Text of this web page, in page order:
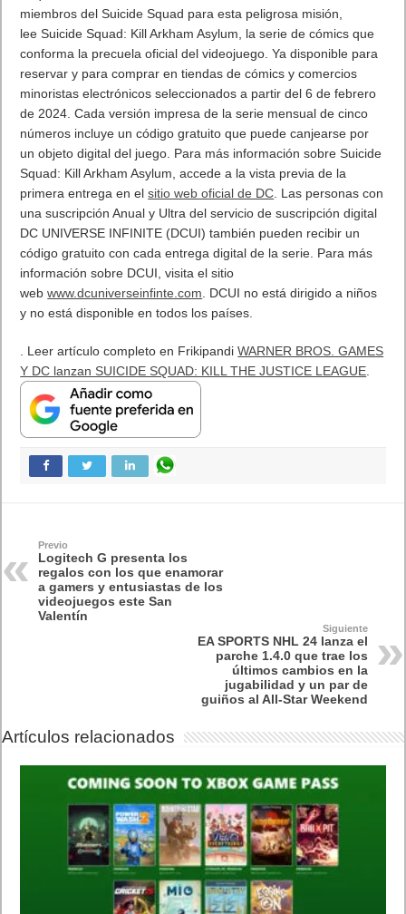
miembros del Suicide Squad para esta peligrosa misión,
lee Suicide Squad: Kill Arkham Asylum, la serie de cómics que
conforma la precuela oficial del videojuego. Ya disponible para
reservar y para comprar en tiendas de cómics y comercios
minoristas electrónicos seleccionados a partir del 6 de febrero
de 2024. Cada versión impresa de la serie mensual de cinco
números incluye un código gratuito que puede canjearse por
un objeto digital del juego. Para más información sobre Suicide
Squad: Kill Arkham Asylum, accede a la vista previa de la
primera entrega en elsitio web oficial de DC . Las personas con
una suscripción Anual y Ultra del servicio de suscripción digital
DC UNIVERSE INFINITE (DCUI) también pueden recibir un
código gratuito con cada entrega digital de la serie. Para más
información sobre DCUI, visita el sitio
webwww.dcuniverseinfinte.com . DCUI no está dirigido a niños
y no está disponible en todos los países.
. Leer artículo completo en FrikipandiWARNER BROS. GAMES
Y DC lanzan SUICIDE SQUAD: KILL THE JUSTICE LEAGUE
Previo
Logitech G presenta los
regalos con los que enamorar
a gamers y entusiastas de los
videojuegos este San
Valentín
Siguiente
EA SPORTS NHL 24 lanza el
parche 1.4.0 que trae los
últimos cambios en la
jugabilidad y un par de
guiños al All-Star Weekend
Artículos relacionados